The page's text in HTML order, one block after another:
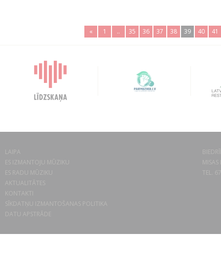
« 1 .. 35 36 37 38 39 40 41
LAIPA
ES IZMANTOJU MŪZIKU
ES RADU MŪZIKU
AKTUALITĀTES
KONTAKTI
SĪKDATŅU IZMANTOŠANAS POLITIKA
DATU APSTRĀDE
TEL.